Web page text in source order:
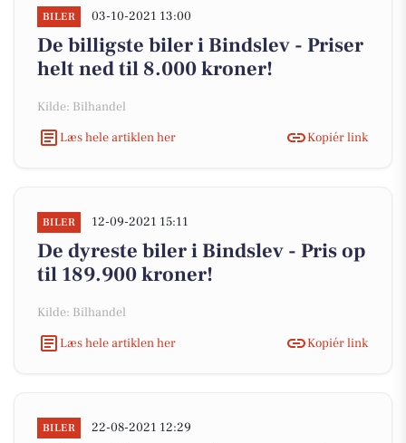
BILER 03-10-2021 13:00
De billigste biler i Bindslev - Priser
helt ned til 8.000 kroner!
Kilde: Bilhandel
Læs hele artiklen her
Kopiér link
BILER 12-09-2021 15:11
De dyreste biler i Bindslev - Pris op
til 189.900 kroner!
Kilde: Bilhandel
Læs hele artiklen her
Kopiér link
BILER 22-08-2021 12:29